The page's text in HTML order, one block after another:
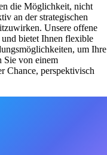
die Möglichkeit, nicht
an der strategischen
Unsere offene
bietet Ihnen flexible
um Ihre
Sie von einem
Chance, perspektivisch